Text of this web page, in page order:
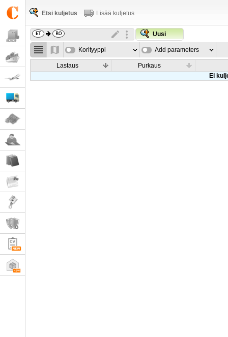
Etsi kuljetus Lisää kuljetus
Uusi
Korityyppi Add parameters
Lastaus
Purkaus
Ei